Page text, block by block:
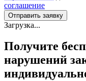
соглашение
Отправить заявку
Загрузка...
Получите
нарушений